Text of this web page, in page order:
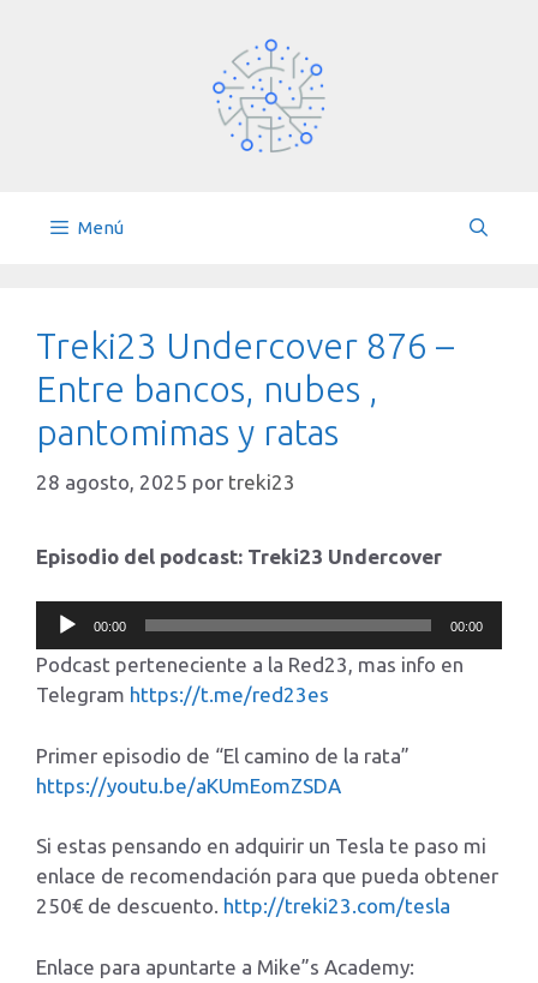
Menú
Treki23 Undercover 876 –
Entre bancos, nubes ,
pantomimas y ratas
28 agosto, 2025 por treki23
Episodio del podcast: Treki23 Undercover
Reproductor
de
audio
00:00 00:00
Podcast perteneciente a la Red23, mas info en
Telegram https://t.me/red23es
Primer episodio de “El camino de la rata”
https://youtu.be/aKUmEomZSDA
Si estas pensando en adquirir un Tesla te paso mi
enlace de recomendación para que pueda obtener
250€ de descuento. http://treki23.com/tesla
Enlace para apuntarte a Mike”s Academy: